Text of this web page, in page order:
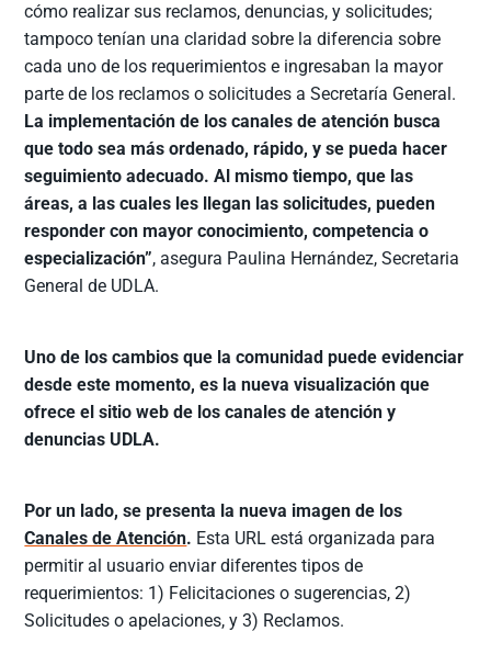
cómo realizar sus reclamos, denuncias, y solicitudes;
tampoco tenían una claridad sobre la diferencia sobre
cada uno de los requerimientos e ingresaban la mayor
parte de los reclamos o solicitudes a Secretaría General.
La implementación de los canales de atención busca
que todo sea más ordenado, rápido, y se pueda hacer
seguimiento adecuado. Al mismo tiempo, que las
áreas, a las cuales les llegan las solicitudes, pueden
responder con mayor conocimiento, competencia o
especialización”, asegura Paulina Hernández, Secretaria
General de UDLA.
Uno de los cambios que la comunidad puede evidenciar
desde este momento, es la nueva visualización que
ofrece el sitio web de los canales de atención y
denuncias UDLA.
Por un lado, se presenta la nueva imagen de los
Canales de Atención. Esta URL está organizada para
permitir al usuario enviar diferentes tipos de
requerimientos: 1) Felicitaciones o sugerencias, 2)
Solicitudes o apelaciones, y 3) Reclamos.